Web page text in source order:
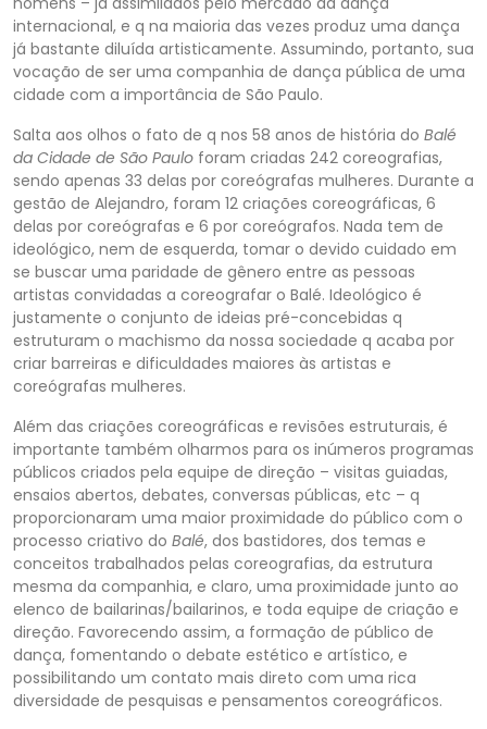
internacional, e q na maioria das vezes produz uma dança
já bastante diluída artisticamente. Assumindo, portanto, sua
vocação de ser uma companhia de dança pública de uma
cidade com a importância de São Paulo.
Salta aos olhos o fato de q nos 58 anos de história do Balé
da Cidade de São Paulo foram criadas 242 coreografias,
sendo apenas 33 delas por coreógrafas mulheres. Durante a
gestão de Alejandro, foram 12 criações coreográficas, 6
delas por coreógrafas e 6 por coreógrafos. Nada tem de
ideológico, nem de esquerda, tomar o devido cuidado em
se buscar uma paridade de gênero entre as pessoas
artistas convidadas a coreografar o Balé. Ideológico é
justamente o conjunto de ideias pré-concebidas q
estruturam o machismo da nossa sociedade q acaba por
criar barreiras e dificuldades maiores às artistas e
coreógrafas mulheres.
Além das criações coreográficas e revisões estruturais, é
importante também olharmos para os inúmeros programas
públicos criados pela equipe de direção – visitas guiadas,
ensaios abertos, debates, conversas públicas, etc – q
proporcionaram uma maior proximidade do público com o
processo criativo do Balé, dos bastidores, dos temas e
conceitos trabalhados pelas coreografias, da estrutura
mesma da companhia, e claro, uma proximidade junto ao
elenco de bailarinas/bailarinos, e toda equipe de criação e
direção. Favorecendo assim, a formação de público de
dança, fomentando o debate estético e artístico, e
possibilitando um contato mais direto com uma rica
diversidade de pesquisas e pensamentos coreográficos.